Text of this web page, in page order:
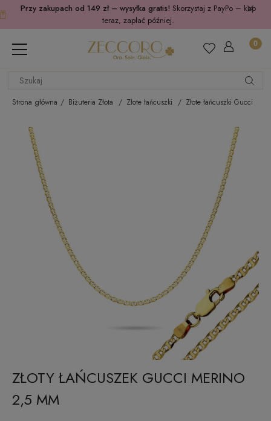
Przy zakupach od 149 zł – wysyłka gratis! Skorzystaj z PayPo – kup
teraz, zapłać później.
Strona główna Biżuteria Złota Złote łańcuszki Złote łańcuszki Gucci
ZŁOTY ŁAŃCUSZEK GUCCI MERINO
2,5 MM